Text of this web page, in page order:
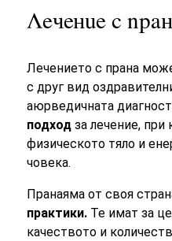
Лечение с
Лечението с прана
с друг вид
аюрведичната
подходза лечение, при
физическото тяло и
човека.
Пранаяма от своя
практики. Те имат за
качеството и